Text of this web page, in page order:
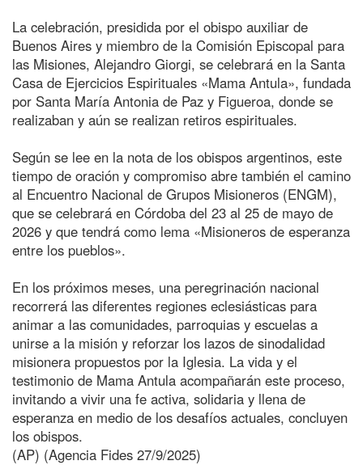
La celebración, presidida por el obispo auxiliar de
Buenos Aires y miembro de la Comisión Episcopal para
las Misiones, Alejandro Giorgi, se celebrará en la Santa
Casa de Ejercicios Espirituales «Mama Antula», fundada
por Santa María Antonia de Paz y Figueroa, donde se
realizaban y aún se realizan retiros espirituales.
Según se lee en la nota de los obispos argentinos, este
tiempo de oración y compromiso abre también el camino
al Encuentro Nacional de Grupos Misioneros (ENGM),
que se celebrará en Córdoba del 23 al 25 de mayo de
2026 y que tendrá como lema «Misioneros de esperanza
entre los pueblos».
En los próximos meses, una peregrinación nacional
recorrerá las diferentes regiones eclesiásticas para
animar a las comunidades, parroquias y escuelas a
unirse a la misión y reforzar los lazos de sinodalidad
misionera propuestos por la Iglesia. La vida y el
testimonio de Mama Antula acompañarán este proceso,
invitando a vivir una fe activa, solidaria y llena de
esperanza en medio de los desafíos actuales, concluyen
los obispos.
(AP) (Agencia Fides 27/9/2025)